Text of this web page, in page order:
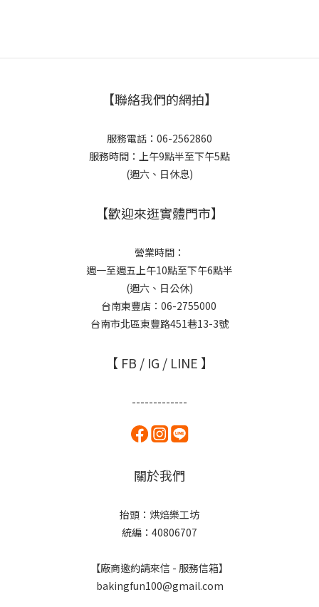
【聯絡我們的網拍】
服務電話：06-2562860
服務時間：上午9點半至下午5點
(週六、日休息)
【歡迎來逛實體門市】
營業時間：
週一至週五上午10點至下午6點半
(週六、日公休)
台南東豐店：06-2755000
台南市北區東豐路451巷13-3號
【 FB / IG / LINE 】
-------------
關於我們
抬頭：烘焙樂工坊
統編：40806707
【廠商邀約請來信 - 服務信箱】
bakingfun100@gmail.com